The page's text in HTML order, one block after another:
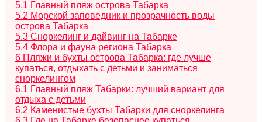
5.1 Главный пляж острова Табарка
5.2 Морской заповедник и прозрачность воды
острова Табарка
5.3 Сноркелинг и дайвинг на Табарке
5.4 Флора и фауна региона Табарка
6 Пляжи и бухты острова Табарка: где лучше
купаться, отдыхать с детьми и заниматься
сноркелингом
6.1 Главный пляж Табарки: лучший вариант для
отдыха с детьми
6.2 Каменистые бухты Табарки для сноркелинга